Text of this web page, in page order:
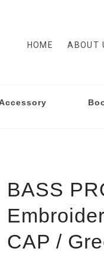
HOME ABOUT
BASS
CAP /